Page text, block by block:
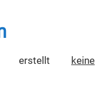
erstellt keine